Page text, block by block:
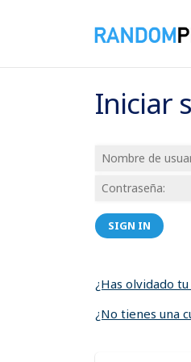
Iniciar
SIGN IN
¿Has olvidado
¿No tienes una